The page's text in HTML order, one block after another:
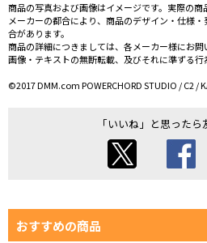
商品の写真および画像はイメージです。実際の商
メーカーの都合により、商品のデザイン・仕様
合があります。
商品の詳細につきましては、各メーカー様にお問
画像・テキストの無断転載、及びそれに準ずる行
©2017 DMM.com POWERCHORD STUDIO / C2 /
「いいね」と思ったら
おすすめの商品